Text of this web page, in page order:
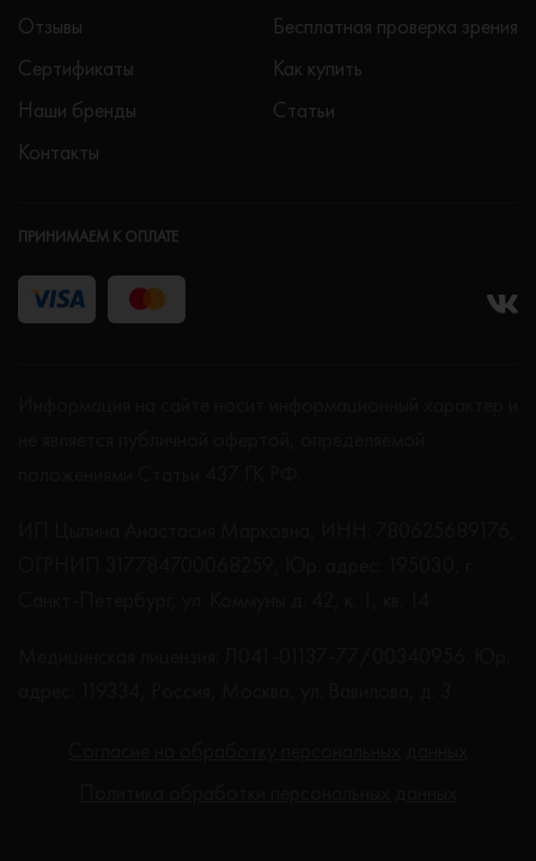
Отзывы
Сертификаты
Наши бренды
Контакты
Бесплатная проверка зрения
Как купить
Статьи
ПРИНИМАЕМ К ОПЛАТЕ